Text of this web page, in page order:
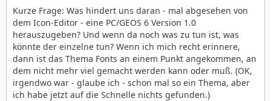
Kurze Frage: Was hindert uns daran - mal abgesehen von
dem Icon-Editor - eine PC/GEOS 6 Version 1.0
herauszugeben? Und wenn da noch was zu tun ist, was
könnte der einzelne tun? Wenn ich mich recht erinnere,
dann ist das Thema Fonts an einem Punkt angekommen, an
dem nicht mehr viel gemacht werden kann oder muß. (OK,
irgendwo war - glaube ich - schon mal so ein Thema, aber
ich habe jetzt auf die Schnelle nichts gefunden.)